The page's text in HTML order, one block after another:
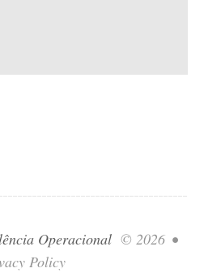
Operacional © 2026 •
Policy